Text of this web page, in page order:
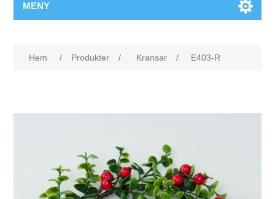
MENY
Hem / Produkter / Kransar / E403-R